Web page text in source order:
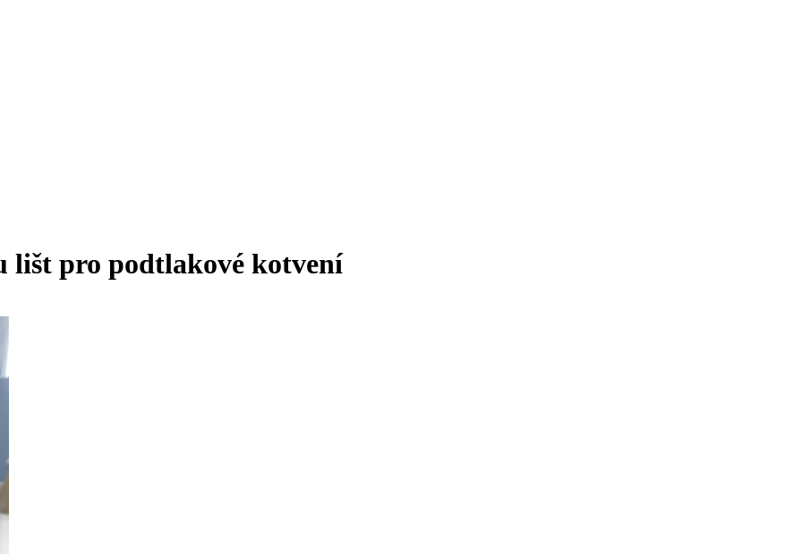
lišt pro podtlakové kotvení